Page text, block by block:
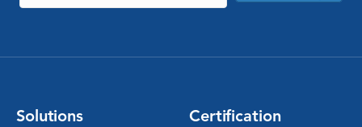
Solutions Certification